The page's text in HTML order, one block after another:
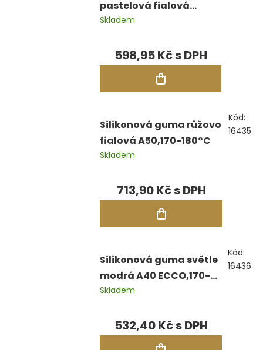
pastelová fialová
A40,170-180°C
Skladem
598,95 Kč
Silikonová guma růžovo
fialová A50,170-180°C
Skladem
713,90 Kč
Kód:
16435
Silikonová guma světle
modrá A40 ECCO,170-
180°C
Skladem
532,40 Kč
Kód:
16436